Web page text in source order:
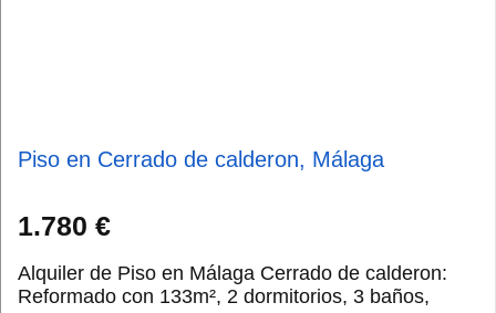
Piso en Cerrado de calderon, Málaga
1.780 €
Alquiler de Piso en Málaga Cerrado de calderon:
Reformado con 133m², 2 dormitorios, 3 baños,